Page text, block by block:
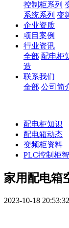
控制柜系列
系统系列 变
企业资质
项目案例
行业资讯
全部 配电柜
造
联系我们
全部 公司简
配电柜知识
配电箱动态
变频柜资料
PLC控制柜
家用配电箱
2023-10-18 20:53:32